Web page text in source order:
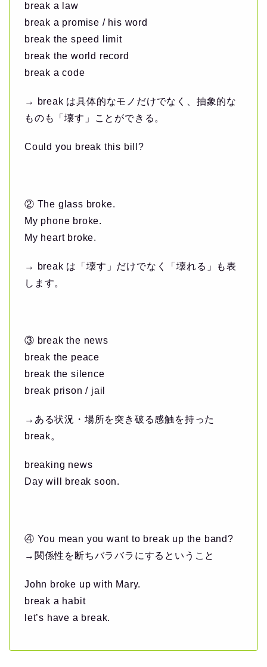
break a law
break a promise / his word
break the speed limit
break the world record
break a code
→ break は具体的なモノだけでなく、抽象的な
ものも「壊す」ことができる。
Could you break this bill?
② The glass broke.
My phone broke.
My heart broke.
→ break は「壊す」だけでなく「壊れる」も表
します。
③ break the news
break the peace
break the silence
break prison / jail
→ある状況・場所を突き破る感触を持った
break。
breaking news
Day will break soon.
④ You mean you want to break up the band?
→関係性を断ちバラバラにするということ
John broke up with Mary.
break a habit
let’s have a break.